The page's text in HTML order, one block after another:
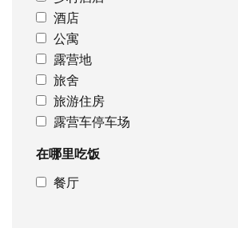
酒店
公寓
露营地
旅舍
旅游住房
露营车停车场
在哪里吃饭
餐厅